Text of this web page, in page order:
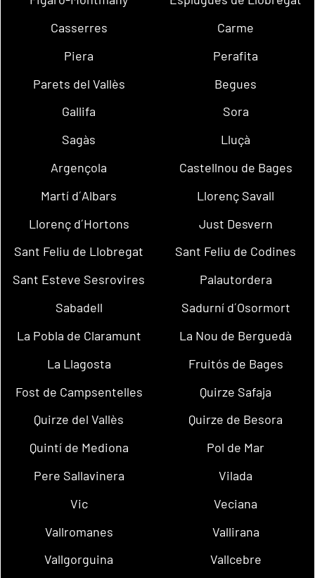
Casserres
Carme
Piera
Perafita
Parets del Vallès
Begues
Gallifa
Sora
Sagàs
Lluçà
Argençola
Castellnou de Bages
Martí d´Albars
Llorenç Savall
Llorenç d´Hortons
Just Desvern
Sant Feliu de Llobregat
Sant Feliu de Codines
Sant Esteve Sesrovires
Palautordera
Sabadell
Sadurní d´Osormort
La Pobla de Claramunt
La Nou de Berguedà
La Llagosta
Fruitós de Bages
Fost de Campsentelles
Quirze Safaja
Quirze del Vallès
Quirze de Besora
Quintí de Mediona
Pol de Mar
Pere Sallavinera
Vilada
Vic
Veciana
Vallromanes
Vallirana
Vallgorguina
Vallcebre